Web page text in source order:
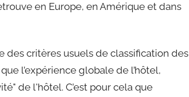
en Europe, en Amérique et dans
critères usuels de classification des
l’expérience globale de l’hôtel,
de l'hôtel. C’est pour cela que